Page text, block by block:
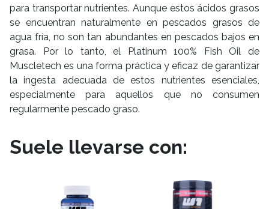
para transportar nutrientes. Aunque estos ácidos grasos
se encuentran naturalmente en pescados grasos de
agua fría, no son tan abundantes en pescados bajos en
grasa. Por lo tanto, el Platinum 100% Fish Oil de
Muscletech es una forma práctica y eficaz de garantizar
la ingesta adecuada de estos nutrientes esenciales,
especialmente para aquellos que no consumen
regularmente pescado graso.
Suele llevarse con: